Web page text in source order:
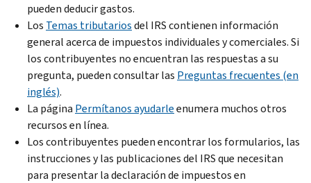
pueden deducir gastos.
Los Temas tributariosdel IRS contienen información
general acerca de impuestos individuales y comerciales. Si
los contribuyentes no encuentran las respuestas a su
pregunta, pueden consultar las Preguntas frecuentes (en
inglés).
La página Permítanos ayudarleenumera muchos otros
recursos en línea.
Los contribuyentes pueden encontrar los formularios, las
instrucciones y las publicaciones del IRS que necesitan
para presentar la declaración de impuestos en